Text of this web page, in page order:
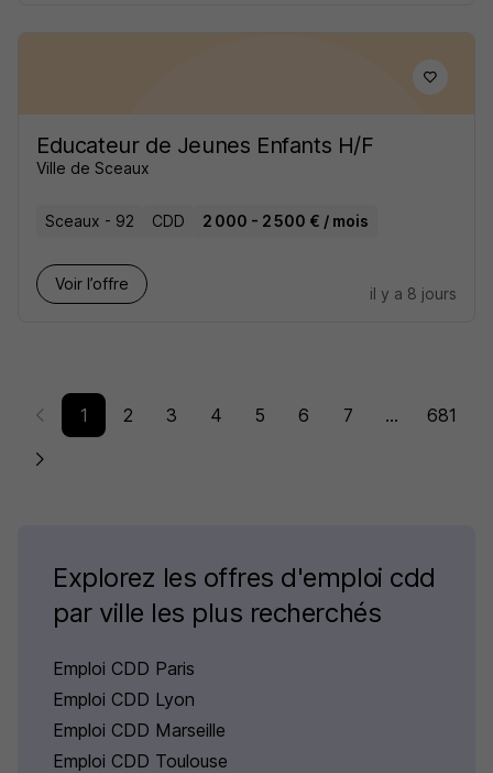
Educateur de Jeunes Enfants H/F
Ville de Sceaux
Sceaux - 92 CDD 2 000 - 2 500 € / mois
Voir l’offre
il y a 8 jours
1 2 3 4 5 6 7 ... 681
Explorez les offres d'emploi cdd
par ville les plus recherchés
Emploi CDD Paris
Emploi CDD Lyon
Emploi CDD Marseille
Emploi CDD Toulouse